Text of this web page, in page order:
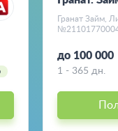
Гранат Займ,
до 100 000
1 - 365 дн.